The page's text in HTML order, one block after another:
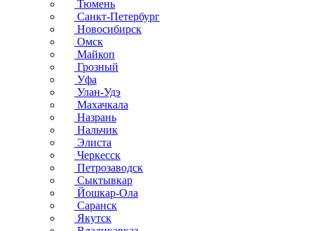
Тюмень
Санкт-Петербург
Новосибирск
Омск
Майкоп
Грозный
Уфа
Улан-Удэ
Махачкала
Назрань
Нальчик
Элиста
Черкесск
Петрозаводск
Сыктывкар
Йошкар-Ола
Саранск
Якутск